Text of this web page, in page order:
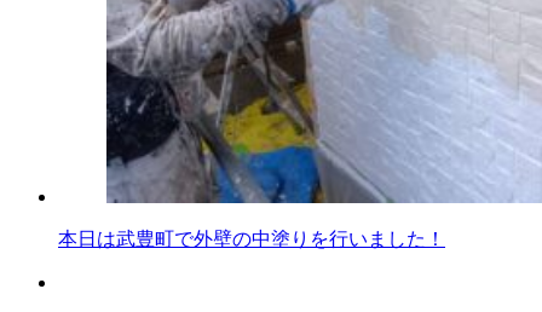
本日は武豊町で外壁の中塗りを行いました！